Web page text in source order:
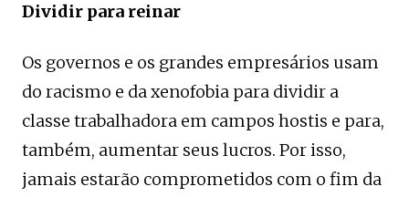
Dividir para reinar
Os governos e os grandes empresários usam
do racismo e da xenofobia para dividir a
classe trabalhadora em campos hostis e para,
também, aumentar seus lucros. Por isso,
jamais estarão comprometidos com o fim da